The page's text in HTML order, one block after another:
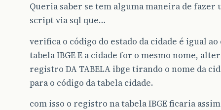
Queria saber se tem alguma maneira de fazer
script via sql que…
verifica o código do estado da cidade é igual ao
tabela IBGE E a cidade for o mesmo nome,
registro DA TABELA ibge tirando o nome da
para o código da tabela cidade.
com isso o registro na tabela IBGE ficaria assim